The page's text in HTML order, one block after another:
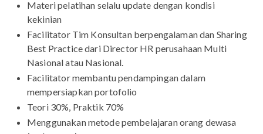
Materi pelatihan selalu update dengan kondisi
kekinian
Facilitator Tim Konsultan berpengalaman dan Sharing
Best Practice dari Director HR perusahaan Multi
Nasional atau Nasional.
Facilitator membantu pendampingan dalam
mempersiapkan portofolio
Teori 30%, Praktik 70%
Menggunakan metode pembelajaran orang dewasa